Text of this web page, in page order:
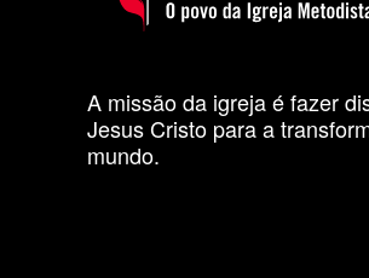
A missão da igreja é fazer
Jesus Cristo para a
mundo.